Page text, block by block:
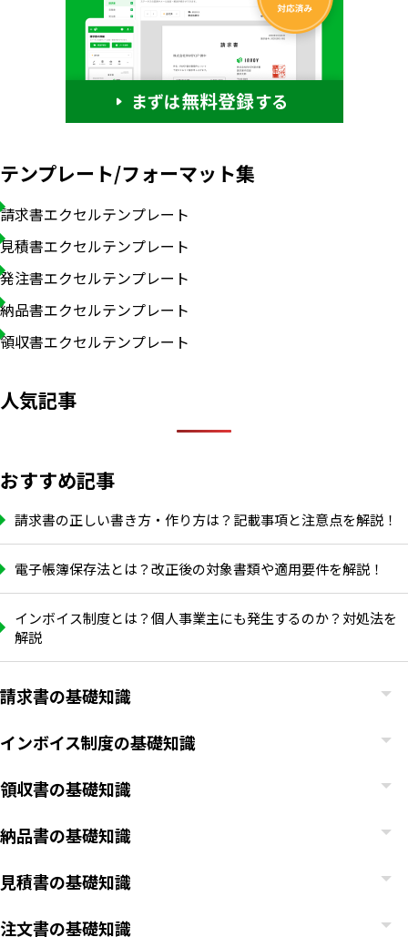
テンプレート/フォーマット集
請求書エクセルテンプレート
見積書エクセルテンプレート
発注書エクセルテンプレート
納品書エクセルテンプレート
領収書エクセルテンプレート
人気記事
おすすめ記事
請求書の正しい書き方・作り方は？記載事項と注意点を解説！
電子帳簿保存法とは？改正後の対象書類や適用要件を解説！
インボイス制度とは？個人事業主にも発生するのか？対処法を
解説
請求書の基礎知識
インボイス制度の基礎知識
領収書の基礎知識
納品書の基礎知識
見積書の基礎知識
注文書の基礎知識